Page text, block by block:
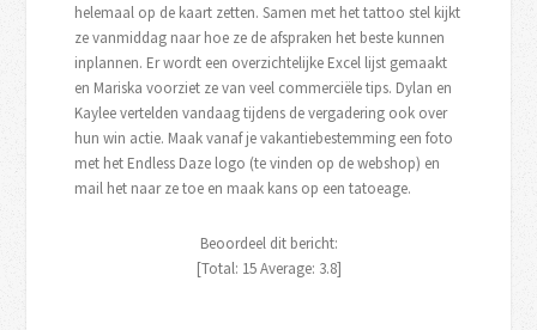
helemaal op de kaart zetten. Samen met het tattoo stel kijkt
ze vanmiddag naar hoe ze de afspraken het beste kunnen
inplannen. Er wordt een overzichtelijke Excel lijst gemaakt
en Mariska voorziet ze van veel commerciële tips. Dylan en
Kaylee vertelden vandaag tijdens de vergadering ook over
hun win actie. Maak vanaf je vakantiebestemming een foto
met het Endless Daze logo (te vinden op de webshop) en
mail het naar ze toe en maak kans op een tatoeage.
Beoordeel dit bericht:
[Total: 15Average: 3.8]